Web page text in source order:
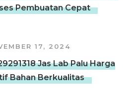
Pembuatan Cepat
17, 2024
Jas Lab Palu Harga
Bahan Berkualitas